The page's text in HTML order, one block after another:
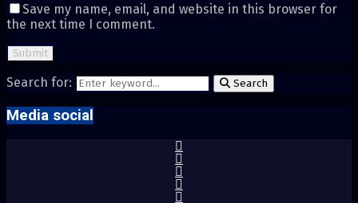
Save my name, email, and website in this browser for
the next time I comment.
Search for: Search
Media social